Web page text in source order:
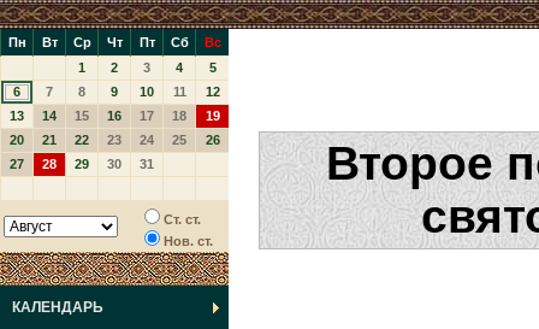
Пн Вт Ср Чт Пт Сб
Вс
1
2 3 4
5
6
7 8 9 10 11
12
13
14 15 16 17 18
19
20
21 22 23 24 25
26
27
28 29 30 31
Ст. ст.
Нов. ст.
КАЛЕНДАРЬ
Второе